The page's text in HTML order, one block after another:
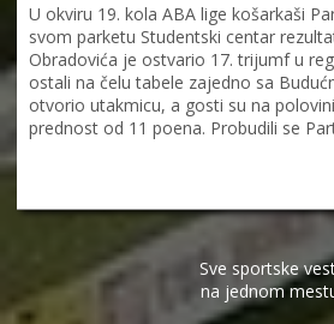
U okviru 19. kola ABA lige košarkaši
svom parketu Studentski centar
Obradovića je ostvario 17. trijumf u
ostali na čelu tabele zajedno sa
otvorio utakmicu, a gosti su na
prednost od 11 poena. Probudili se
Sve sportske
na jednom